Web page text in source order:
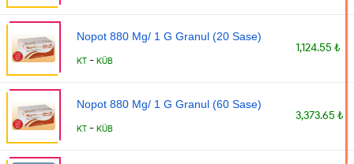
Nopot 880 Mg/ 1 G Granul (20 Sase)
KT - KÜB
1,124.55 ₺
Nopot 880 Mg/ 1 G Granul (60 Sase)
KT - KÜB
3,373.65 ₺